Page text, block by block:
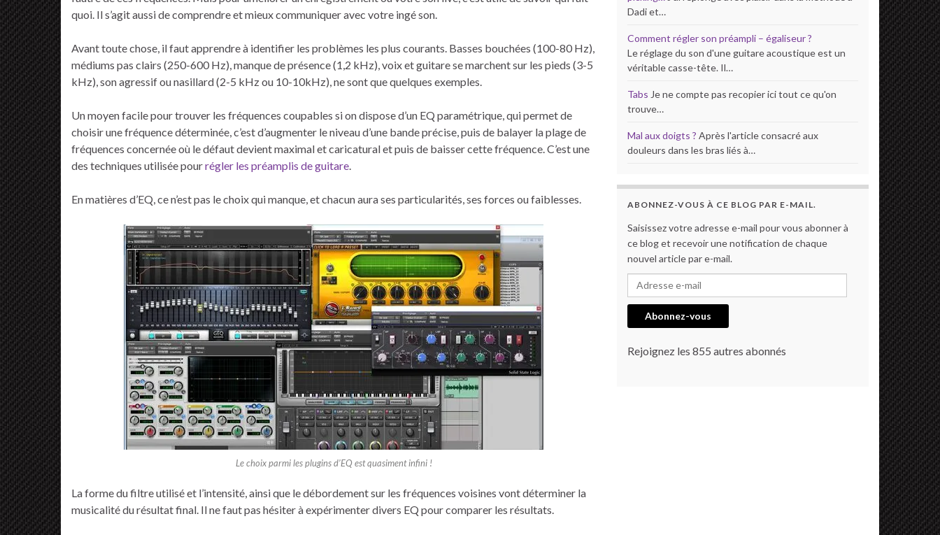
quoi. Il s’agit aussi de comprendre et mieux communiquer avec votre ingé son.
Avant toute chose, il faut apprendre à identifier les problèmes les plus courants. Basses bouchées (100-80 Hz),
médiums pas clairs (250-600 Hz), manque de présence (1,2 kHz), voix et guitare se marchent sur les pieds (3-5
kHz), son agressif ou nasillard (2-5 kHz ou 10-10kHz), ne sont que quelques exemples.
Un moyen facile pour trouver les fréquences coupables si on dispose d’un EQ paramétrique, qui permet de
choisir une fréquence déterminée, c’est d’augmenter le niveau d’une bande précise, puis de balayer la plage de
fréquences concernée où le défaut devient maximal et caricatural et puis de baisser cette fréquence. C’est une
des techniques utilisée pourrégler les préamplis de guitare.
En matières d’EQ, ce n’est pas le choix qui manque, et chacun aura ses particularités, ses forces ou faiblesses.
Le choix parmi les plugins d’EQ est quasiment infini !
La forme du filtre utilisé et l’intensité, ainsi que le débordement sur les fréquences voisines vont déterminer la
musicalité du résultat final. Il ne faut pas hésiter à expérimenter divers EQ pour comparer les résultats.
Dadi et…
Comment régler son préampli – égaliseur ?
Le réglage du son d'une guitare acoustique est un
véritable casse-tête. Il…
Tabs Je ne compte pas recopier ici tout ce qu'on
trouve…
Mal aux doigts ? Après l'article consacré aux
douleurs dans les bras liés à…
ABONNEZ-VOUS À CE BLOG PAR E-MAIL.
Saisissez votre adresse e-mail pour vous abonner à
ce blog et recevoir une notification de chaque
nouvel article par e-mail.
Adresse e-mail
Abonnez-vous
Rejoignez les 855 autres abonnés